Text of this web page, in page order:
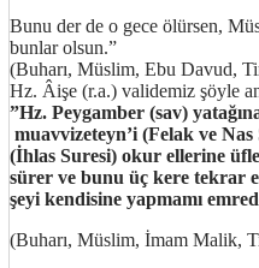
Bunu der de o gece ölürsen,
bunlar olsun.”
(Buharı, Müslim, Ebu Davud,
Hz. Âişe (r.a.) validemiz şöyle
”Hz. Peygamber (sav)
muavvizeteyn’i (Felak ve
(İhlas Suresi) okur ellerine
sürer ve bunu üç kere tekrar
şeyi kendisine yapmamı
(Buharı, Müslim, İmam Malik,